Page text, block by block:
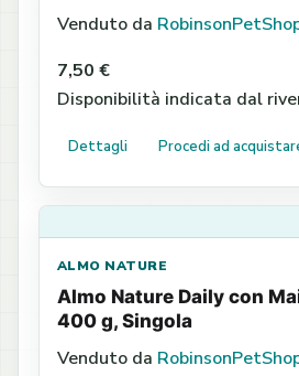
Venduto da
7,50 €
Disponibilità indicata dal
Dettagli Procedi ad
ALMO NATURE
Almo Nature Daily con
400 g, Singola
Venduto da